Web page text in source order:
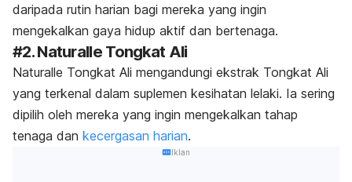
daripada rutin harian bagi mereka yang ingin
mengekalkan gaya hidup aktif dan bertenaga.
#2.Naturalle Tongkat Ali
Naturalle Tongkat Ali mengandungi ekstrak Tongkat Ali
yang terkenal dalam suplemen kesihatan lelaki. Ia sering
dipilih oleh mereka yang ingin mengekalkan tahap
tenaga dan kecergasan harian.
Iklan